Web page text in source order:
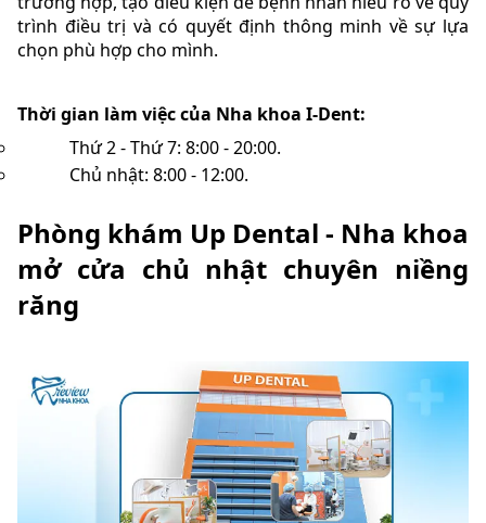
trình điều trị và có quyết định thông minh về sự lựa
chọn phù hợp cho mình.
Thời gian làm việc của Nha khoa I-Dent:
Thứ 2 - Thứ 7: 8:00 - 20:00.
Chủ nhật: 8:00 - 12:00.
Phòng khám Up Dental - Nha khoa
mở cửa chủ nhật chuyên niềng
răng